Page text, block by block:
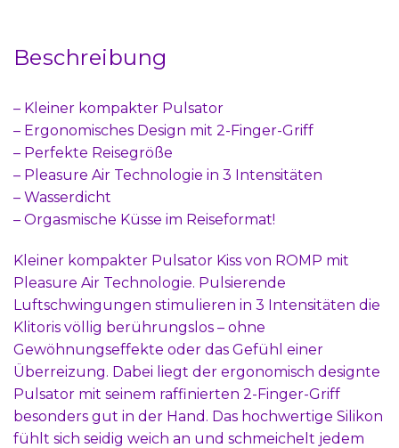
Beschreibung
– Kleiner kompakter Pulsator
– Ergonomisches Design mit 2-Finger-Griff
– Perfekte Reisegröße
– Pleasure Air Technologie in 3 Intensitäten
– Wasserdicht
– Orgasmische Küsse im Reiseformat!
Kleiner kompakter Pulsator Kiss von ROMP mit
Pleasure Air Technologie. Pulsierende
Luftschwingungen stimulieren in 3 Intensitäten die
Klitoris völlig berührungslos – ohne
Gewöhnungseffekte oder das Gefühl einer
Überreizung. Dabei liegt der ergonomisch designte
Pulsator mit seinem raffinierten 2-Finger-Griff
besonders gut in der Hand. Das hochwertige Silikon
fühlt sich seidig weich an und schmeichelt jedem